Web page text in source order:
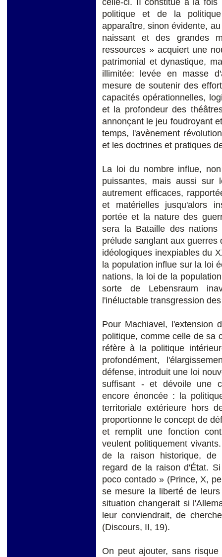
celle-ci. II constitue à la
politique et de la
apparaître, sinon évidente,
naissant et des grandes
ressources » acquiert une
patrimonial et dynastique,
illimitée: levée en masse
mesure de soutenir des
capacités opérationnelles,
et la profondeur des
annonçant le jeu foudroyant
temps, l'avènement
et les doctrines et pratiques
La loi du nombre influe,
puissantes, mais aussi sur
autrement efficaces,
et matérielles jusqu'alors
portée et la nature des
sera la Bataille des
prélude sanglant aux
idéologiques inexpiables du
la population influe sur la loi
nations, la loi de la
sorte de Lebensraum
l'inéluctable transgression
Pour Machiavel, l'extension
politique, comme celle de sa
réfère à la politique
profondément,
défense, introduit une loi
suffisant - et dévoile une
encore énoncée : la
territoriale extérieure hors
proportionne le concept de
et remplit une fonction
veulent politiquement
de la raison historique, de
regard de la raison d'État.
poco contado » (Prince, X,
se mesure la liberté de
situation changerait si
leur conviendrait, de
(Discours, II, 19).
On peut ajouter, sans